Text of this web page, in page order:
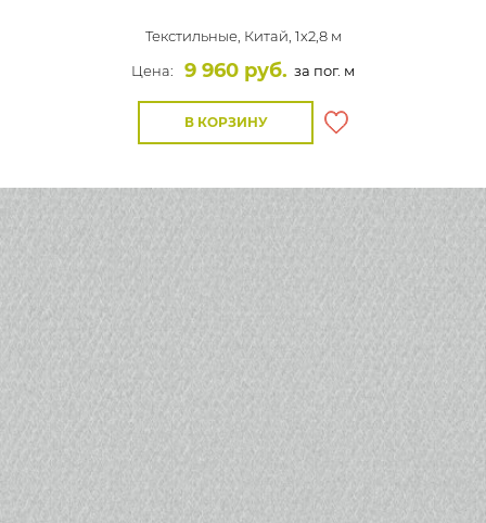
Текстильные, Китай, 1x2,8 м
Цена:
9 960 руб. за пог. м
В КОРЗИНУ